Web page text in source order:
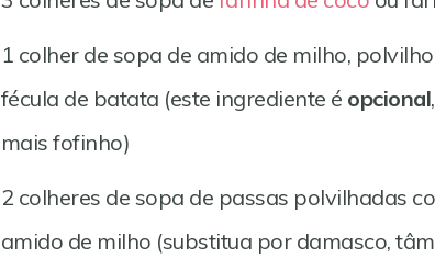
1 colher de sopa de amido de milho,
fécula de batata (este ingrediente é opcional
mais fofinho)
2 colheres de sopa de passas polvilhadas
amido de milho (substitua por damasco,